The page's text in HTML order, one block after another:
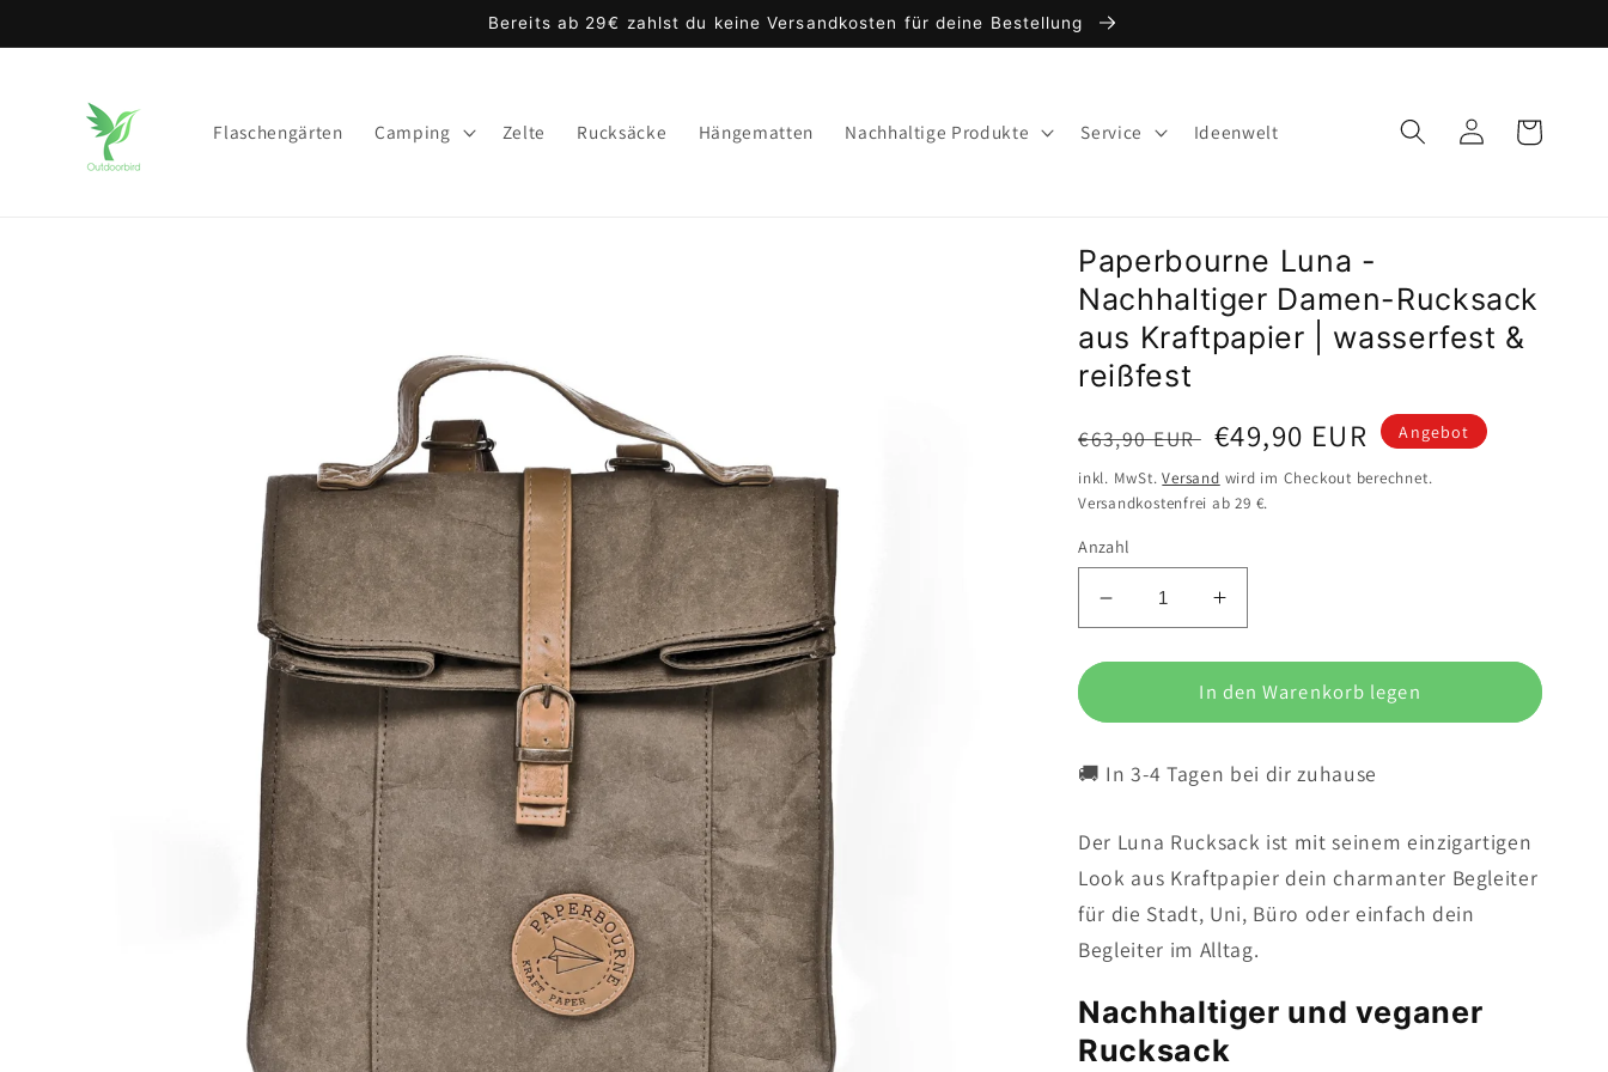
Inhalt
Bereits ab 29€ zahlst du keine Versandkosten für deine Bestellung
Flaschengärten Camping Zelte Rucksäcke Hängematten Nachhaltige Produkte Service Ideenwelt EinloggenWarenkorb
Paperbourne Luna -
Nachhaltiger Damen-Rucksack
aus Kraftpapier | wasserfest &
reißfest
Normaler
Preis
€63,90 EUR Verkaufspreis
€49,90 EUR Angebot
inkl. MwSt.Versand wird im Checkout berechnet.
Versandkostenfrei ab 29 €.
Anzahl
Verringere
die
Menge
Paperbourne
-
Damen-
Rucksack
aus
Kraftpapier
wasserfest
&amp;
reißfest
Erhöhe
die
Menge
für
Paperbourne
-
Damen-
Rucksack
aus
Kraftpapier
|
wasserfest
&amp;
reißfest
In den Warenkorb legen
🚚 In 3-4 Tagen bei dir zuhause
Der Luna Rucksack ist mit seinem einzigartigen
Look aus Kraftpapier dein charmanter Begleiter
für die Stadt, Uni, Büro oder einfach dein
Begleiter im Alltag.
Nachhaltiger und veganer
Rucksack